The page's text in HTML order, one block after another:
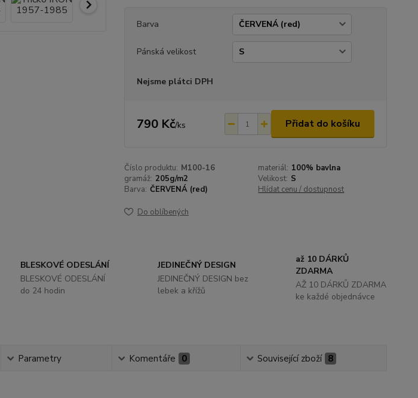
Barva
Pánská velikost
Nejsme plátci DPH
790 Kč/ks Přidat do košíku
Číslo produktu: M100-16 materiál: 100% bavlna
gramáž: 205g/m2 Velikost: S
Barva: ČERVENÁ (red) Hlídat cenu / dostupnost
Do oblíbených
BLESKOVÉ ODESLÁNÍ
BLESKOVÉ ODESLÁNÍ
do 24 hodin
JEDINEČNÝ DESIGN
JEDINEČNÝ DESIGN bez
lebek a křížů
až 10 DÁRKŮ
ZDARMA
AŽ 10 DÁRKŮ ZDARMA
ke každé objednávce
Parametry Komentáře 0 Související zboží 8